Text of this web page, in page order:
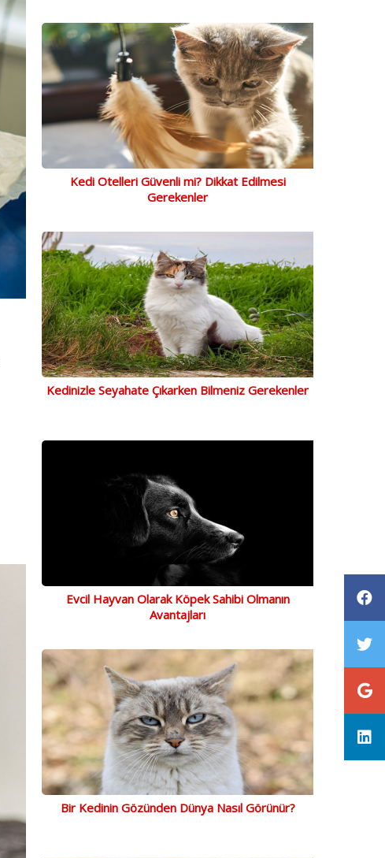
Kedi Otelleri Güvenli mi? Dikkat Edilmesi
Gerekenler
Kedinizle Seyahate Çıkarken Bilmeniz Gerekenler
Evcil Hayvan Olarak Köpek Sahibi Olmanın
Avantajları
Bir Kedinin Gözünden Dünya Nasıl Görünür?